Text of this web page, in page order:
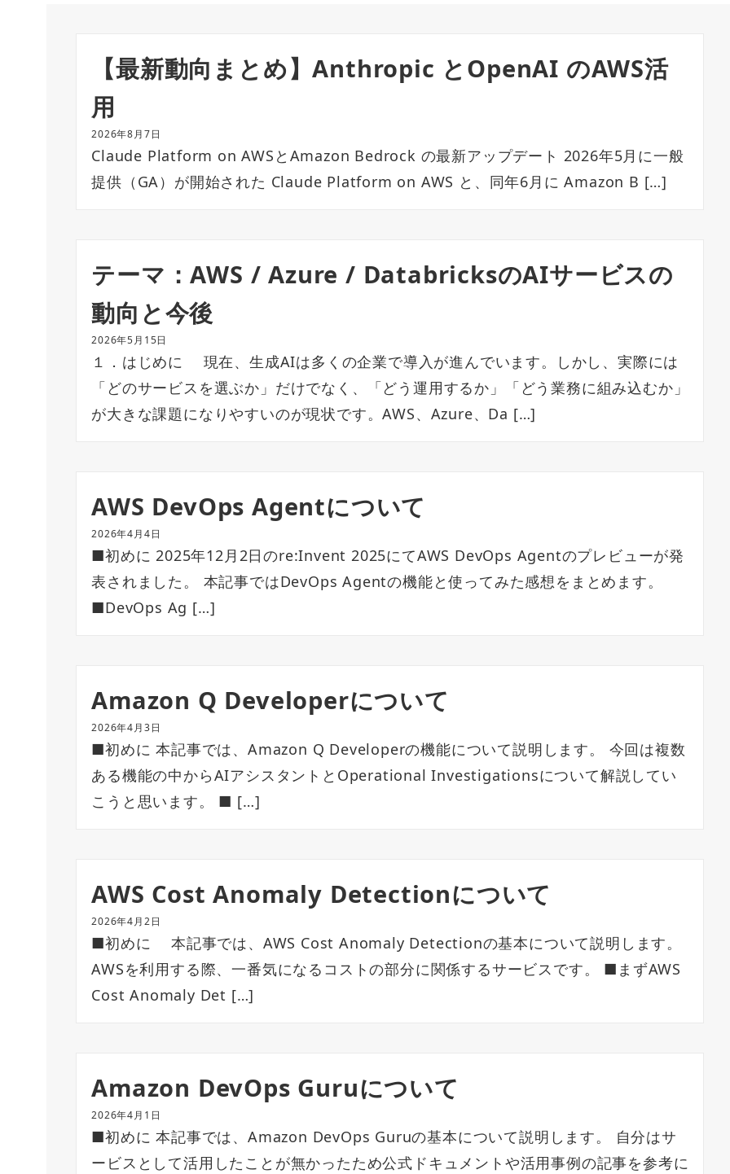
【最新動向まとめ】Anthropic とOpenAI のAWS活
用
2026年8月7日
Claude Platform on AWSとAmazon Bedrock の最新アップデート 2026年5月に一般
提供（GA）が開始された Claude Platform on AWS と、同年6月に Amazon B […]
テーマ：AWS / Azure / DatabricksのAIサービスの
動向と今後
2026年5月15日
１．はじめに 現在、生成AIは多くの企業で導入が進んでいます。しかし、実際には
「どのサービスを選ぶか」だけでなく、「どう運用するか」「どう業務に組み込むか」
が大きな課題になりやすいのが現状です。AWS、Azure、Da […]
AWS DevOps Agentについて
2026年4月4日
■初めに 2025年12月2日のre:Invent 2025にてAWS DevOps Agentのプレビューが発
表されました。 本記事ではDevOps Agentの機能と使ってみた感想をまとめます。
■DevOps Ag […]
Amazon Q Developerについて
2026年4月3日
■初めに 本記事では、Amazon Q Developerの機能について説明します。 今回は複数
ある機能の中からAIアシスタントとOperational Investigationsについて解説してい
こうと思います。 ■ […]
AWS Cost Anomaly Detectionについて
2026年4月2日
■初めに 本記事では、AWS Cost Anomaly Detectionの基本について説明します。
AWSを利用する際、一番気になるコストの部分に関係するサービスです。 ■まずAWS
Cost Anomaly Det […]
Amazon DevOps Guruについて
2026年4月1日
■初めに 本記事では、Amazon DevOps Guruの基本について説明します。 自分はサ
ービスとして活用したことが無かったため公式ドキュメントや活用事例の記事を参考に